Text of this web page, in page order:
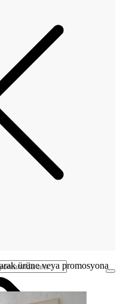
ürüne veya promosyona